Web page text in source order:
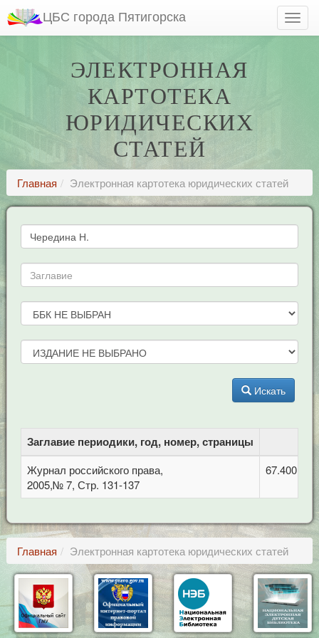
ЦБС города Пятигорска
ЭЛЕКТРОННАЯ
КАРТОТЕКА
ЮРИДИЧЕСКИХ
СТАТЕЙ
Главная Электронная картотека юридических статей
Искать
Заглавие периодики, год, номер, страницы
Журнал российского права,
2005,№ 7, Стр. 131-137
67.400.7
Главная Электронная картотека юридических статей